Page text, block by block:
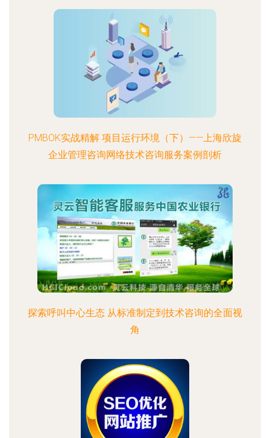
PMBOK实战精解 项目运行环境（下）——上海欣旋
企业管理咨询网络技术咨询服务案例剖析
探索呼叫中心生态 从标准制定到技术咨询的全面视
角